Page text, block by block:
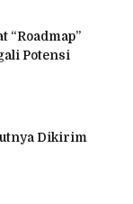
“Roadmap”
Potensi
Dikirim